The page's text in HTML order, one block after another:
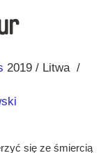
2019
Litwa
się ze śmiercią